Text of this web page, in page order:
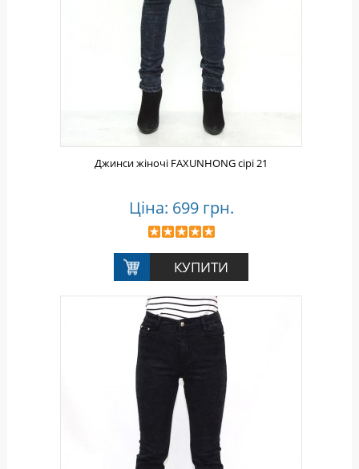
Джинси жіночі FAXUNHONG сірі 21
Ціна: 699 грн.